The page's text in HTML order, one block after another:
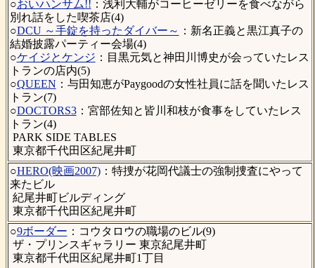
○おいハンサム!! ：浅利大輔がコーヒーゼリーを食べながら
別れ話をした喫茶店(4)
○DCU ～手錠を持ったダイバー～ ：新名正義と黒江真子の
結婚披露パーティー会場(4)
○ケイジとケンジ ：目黒元気と神田川博史が会っていたレス
トランの店内(5)
○QUEEN ：与田知恵がPaygoodの女性社員に話を聞いたレス
トラン(7)
○DOCTORS3：宮部佐知と皆川和枝が食事をしていたレス
トラン(4)
PARK SIDE TABLES
東京都千代田区紀尾井町
○HERO(映画2007)：特捜が花岡代議士の強制捜査にやって
来たビル
紀尾井町ビルディング
東京都千代田区紀尾井町
○9ボーダー ：コウタロウの職場のビル(9)
ザ・プリンスギャラリー 東京紀尾井町
東京都千代田区紀尾井町1丁目